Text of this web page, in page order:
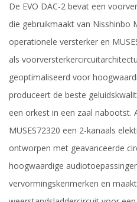
De EVO DAC-2 bevat een
die gebruikmaakt van Nisshinbo
operationele versterker en
als
geoptimaliseerd voor
produceert de beste
een orkest in een zaal nabootst.
MUSES72320 een 2-kanaals
ontworpen met geavanceerde
hoogwaardige
vervormingskenmerken en